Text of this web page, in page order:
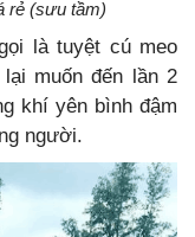
rẻ (sưu tầm)
là tuyệt cú meo
muốn đến lần 2
khí yên bình đậm
người.